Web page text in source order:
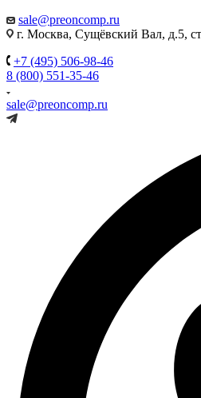
sale@preoncomp.ru
г. Москва, Сущёвский Вал, д.5,
+7 (495) 506-98-46
8 (800) 551-35-46
sale@preoncomp.ru